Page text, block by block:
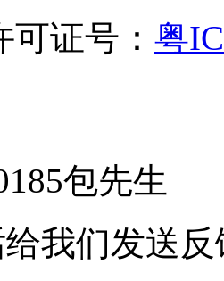
证号： 粤
包先生
我们发送